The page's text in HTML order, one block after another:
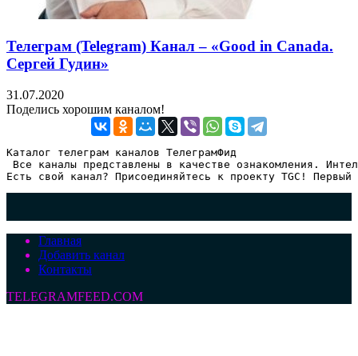
Телеграм (Telegram) Канал – «Good in Canada.
Сергей Гудин»
31.07.2020
Поделись хорошим каналом!
Каталог телеграм каналов ТелеграмФид
Все каналы представлены в качестве ознакомления.
Есть свой канал? Присоединяйтесь к проекту TGC!
Главная
Добавить канал
Контакты
TELEGRAMFEED.COM